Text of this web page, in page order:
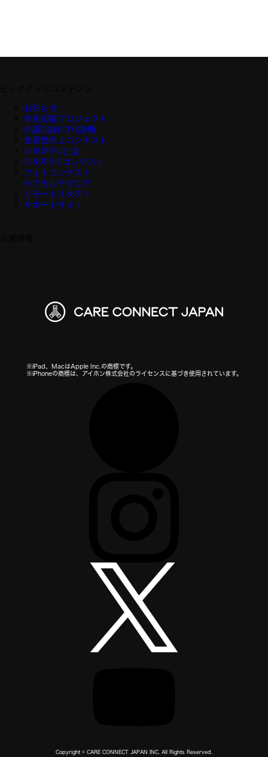
お知らせ
学生応援プロジェクト
介護記録ICT化診断
生産性向上コンテスト
U-SUPP-Uとは
U-SUPP-Uコンテスト
フォトコンテスト
ケアカルテマニア
リモートスタディ
サポートサイト
※iPad、MacはApple Inc.の商標です。
※iPhoneの商標は、アイホン株式会社のライセンスに基づき使用されています。
Copyright © CARE CONNECT JAPAN INC. All Rights Reserved.